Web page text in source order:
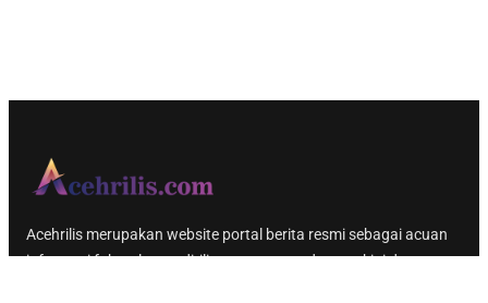
Acehrilis merupakan website portal berita resmi sebagai acuan
informasi faktual yang dirilis secara up to date, terkini dan